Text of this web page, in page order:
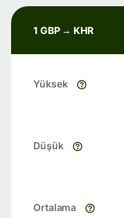
1 GBP → KHR
Yüksek
Düşük
Ortalama